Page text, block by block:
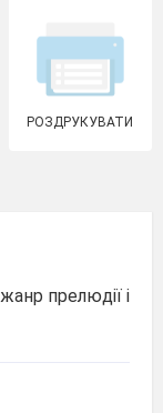
РОЗДРУКУВАТИ
прелюдії і